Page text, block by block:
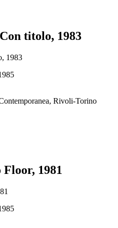
titolo, 1983
Rivoli-Torino
Floor, 1981